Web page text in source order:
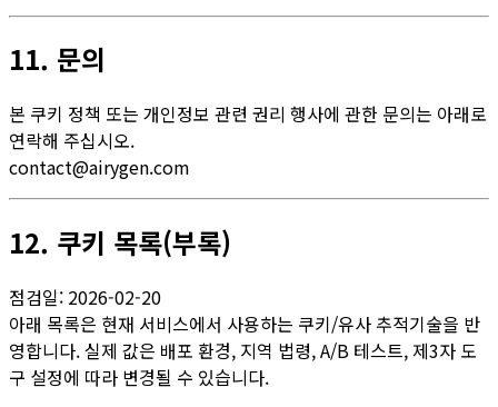
11. 문의
본 쿠키 정책 또는 개인정보 관련 권리 행사에 관한 문의는 아래로
연락해 주십시오.
contact@airygen.com
12. 쿠키 목록(부록)
점검일: 2026-02-20
아래 목록은 현재 서비스에서 사용하는 쿠키/유사 추적기술을 반
영합니다. 실제 값은 배포 환경, 지역 법령, A/B 테스트, 제3자 도
구 설정에 따라 변경될 수 있습니다.